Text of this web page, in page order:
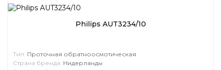
Philips AUT3234/10
Тип: Проточная обратноосмотическая
Страна бренда: Нидерланды